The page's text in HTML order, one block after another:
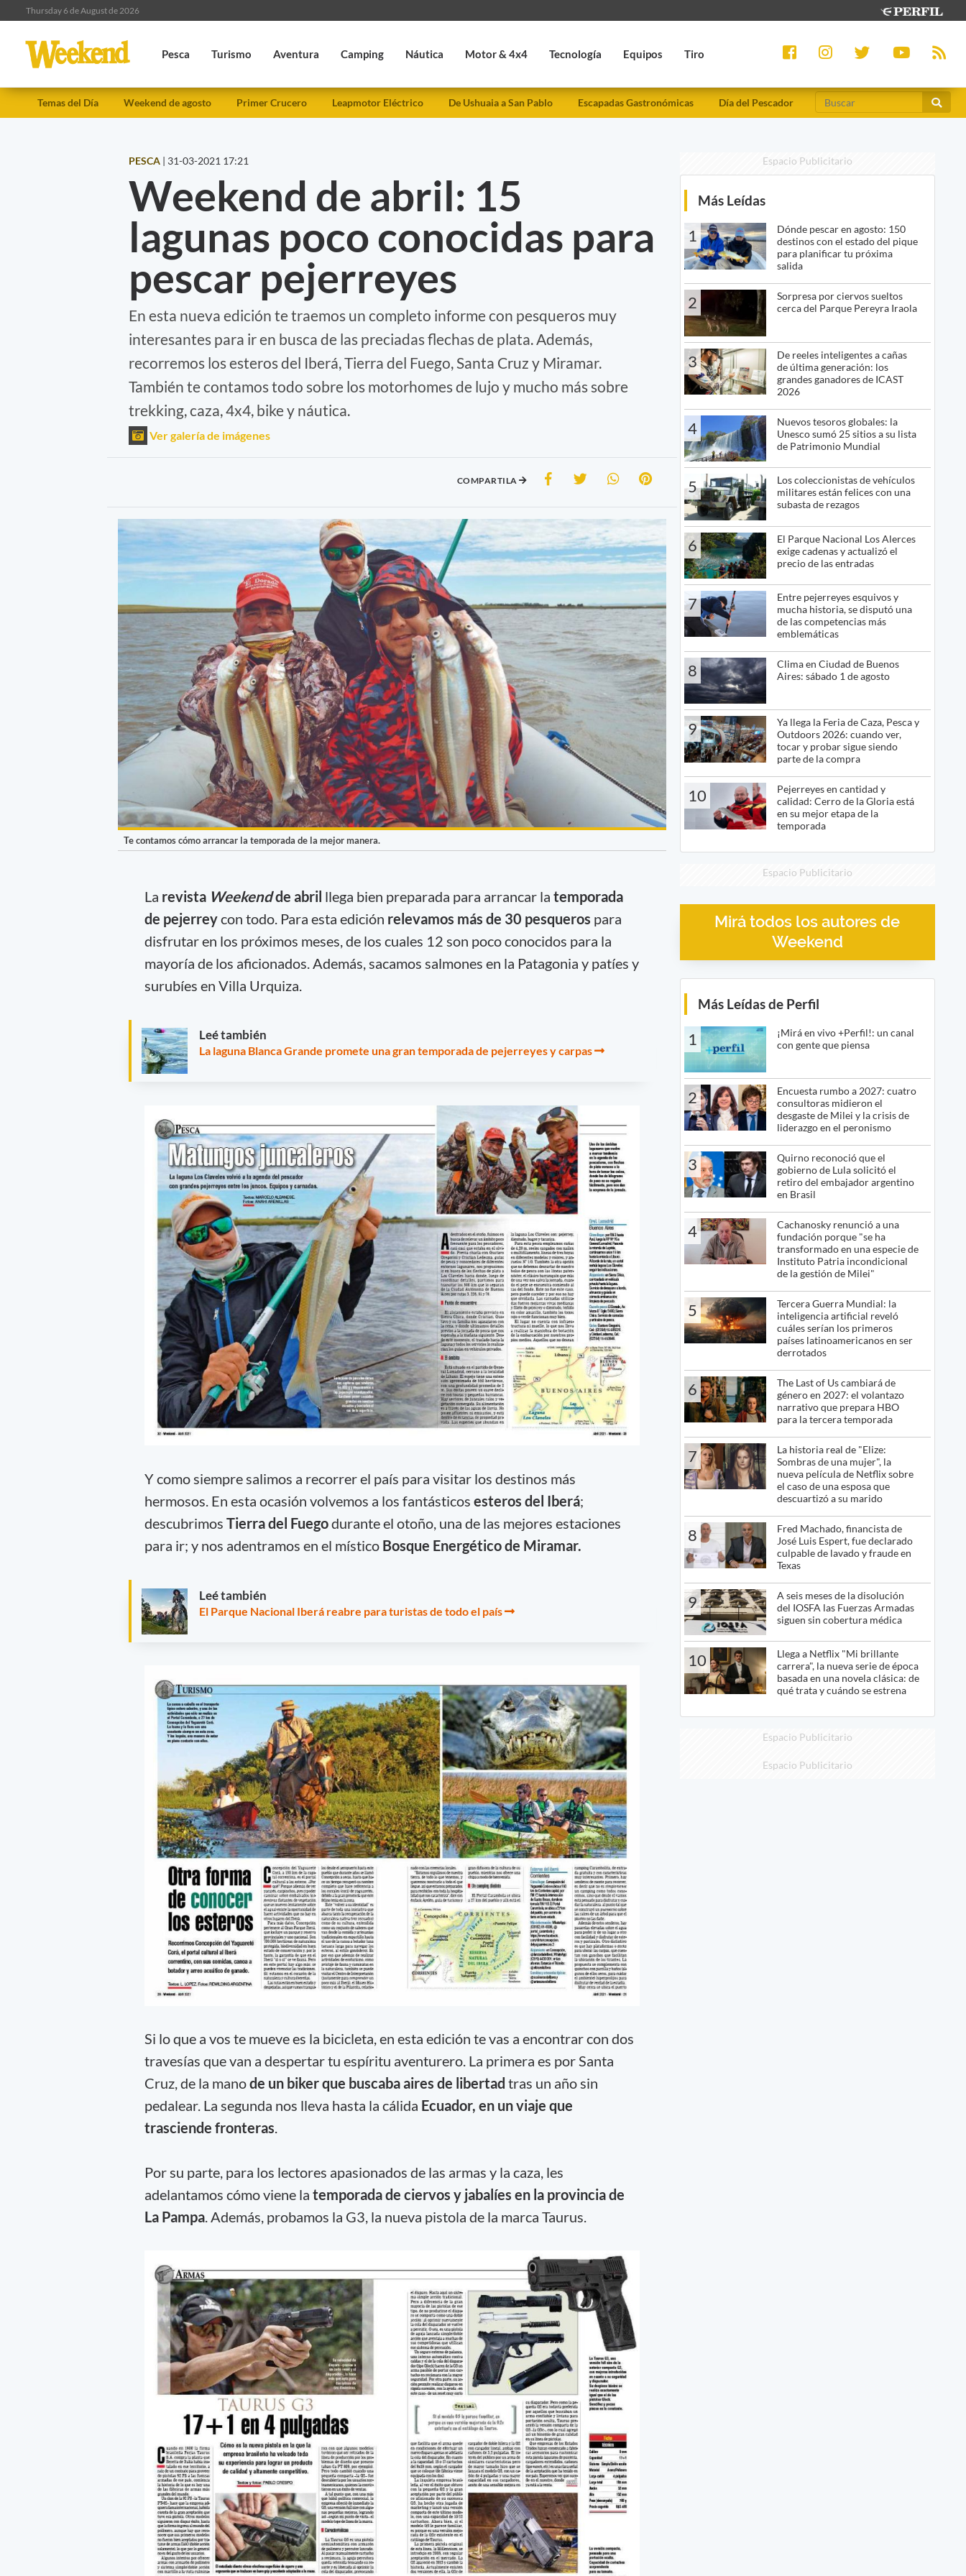
Thursday 6 de August de 2026
Pesca Turismo Aventura Camping Náutica Motor & 4x4 Tecnología Equipos Tiro
Temas del Día Weekend de agosto Primer Crucero Leapmotor Eléctrico De Ushuaia a San Pablo Escapadas Gastronómicas Día del Pescador
PESCA | 31-03-2021 17:21
Weekend de abril: 15
lagunas poco conocidas para
pescar pejerreyes
En esta nueva edición te traemos un completo informe con pesqueros muy
interesantes para ir en busca de las preciadas flechas de plata. Además,
recorremos los esteros del Iberá, Tierra del Fuego, Santa Cruz y Miramar.
También te contamos todo sobre los motorhomes de lujo y mucho más sobre
trekking, caza, 4x4, bike y náutica.
Ver galería de imágenes
COMPARTILA
Te contamos cómo arrancar la temporada de la mejor manera.
La revista Weekendde abril llega bien preparada para arrancar la temporada
de pejerreycon todo. Para esta edición relevamos más de 30 pesqueros para
disfrutar en los próximos meses, de los cuales 12 son poco conocidos para la
mayoría de los aficionados. Además, sacamos salmones en la Patagonia y patíes y
surubíes en Villa Urquiza.
Leé también
La laguna Blanca Grande promete una gran temporada de pejerreyes y carpas
Y como siempre salimos a recorrer el país para visitar los destinos más
hermosos. En esta ocasión volvemos a los fantásticos esteros del Iberá;
descubrimos Tierra del Fuegodurante el otoño, una de las mejores estaciones
para ir; y nos adentramos en el místico Bosque Energético de Miramar.
Leé también
El Parque Nacional Iberá reabre para turistas de todo el país
Si lo que a vos te mueve es la bicicleta, en esta edición te vas a encontrar con dos
travesías que van a despertar tu espíritu aventurero. La primera es por Santa
Cruz, de la manode un biker que buscaba aires de libertad tras un año sin
pedalear. La segunda nos lleva hasta la cálida Ecuador, en un viaje que
trasciende fronteras.
Por su parte, para los lectores apasionados de las armas y la caza, les
adelantamos cómo viene la temporada de ciervos y jabalíes en la provincia de
La Pampa. Además, probamos la G3, la nueva pistola de la marca Taurus.
Espacio Publicitario
Más Leídas
1
Dónde pescar en agosto: 150
destinos con el estado del pique
para planificar tu próxima
salida
2
Sorpresa por ciervos sueltos
cerca del Parque Pereyra Iraola
3
De reeles inteligentes a cañas
de última generación: los
grandes ganadores de ICAST
2026
4
Nuevos tesoros globales: la
Unesco sumó 25 sitios a su lista
de Patrimonio Mundial
5
Los coleccionistas de vehículos
militares están felices con una
subasta de rezagos
6
El Parque Nacional Los Alerces
exige cadenas y actualizó el
precio de las entradas
7
Entre pejerreyes esquivos y
mucha historia, se disputó una
de las competencias más
emblemáticas
8
Clima en Ciudad de Buenos
Aires: sábado 1 de agosto
9
Ya llega la Feria de Caza, Pesca y
Outdoors 2026: cuando ver,
tocar y probar sigue siendo
parte de la compra
10
Pejerreyes en cantidad y
calidad: Cerro de la Gloria está
en su mejor etapa de la
temporada
Espacio Publicitario
Mirá todos los autores de
Weekend
Más Leídas de Perfil
1
¡Mirá en vivo +Perfil!: un canal
con gente que piensa
2
Encuesta rumbo a 2027: cuatro
consultoras midieron el
desgaste de Milei y la crisis de
liderazgo en el peronismo
3
Quirno reconoció que el
gobierno de Lula solicitó el
retiro del embajador argentino
en Brasil
4
Cachanosky renunció a una
fundación porque "se ha
transformado en una especie de
Instituto Patria incondicional
de la gestión de Milei"
5
Tercera Guerra Mundial: la
inteligencia artificial reveló
cuáles serían los primeros
países latinoamericanos en ser
derrotados
6
The Last of Us cambiará de
género en 2027: el volantazo
narrativo que prepara HBO
para la tercera temporada
7
La historia real de "Elize:
Sombras de una mujer", la
nueva película de Netflix sobre
el caso de una esposa que
descuartizó a su marido
8
Fred Machado, financista de
José Luis Espert, fue declarado
culpable de lavado y fraude en
Texas
9
A seis meses de la disolución
del IOSFA las Fuerzas Armadas
siguen sin cobertura médica
10
Llega a Netflix "Mi brillante
carrera", la nueva serie de época
basada en una novela clásica: de
qué trata y cuándo se estrena
Espacio Publicitario
Espacio Publicitario